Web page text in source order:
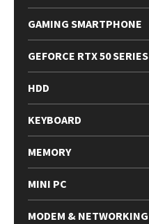
GAMING SMARTPHONE
GEFORCE RTX 50 SERIES
HDD
KEYBOARD
MEMORY
MINI PC
MODEM & NETWORKING